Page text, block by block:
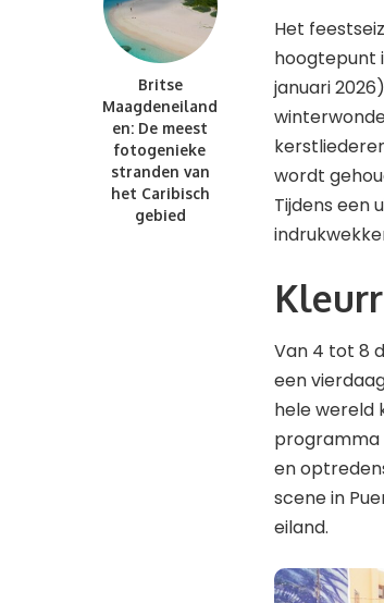
Britse
Maagdeneiland
en: De meest
fotogenieke
stranden van
het Caribisch
gebied
Het
hoogtepunt
januari
wordt
Tijdens een
Van 4 tot 8
een
hele wereld
programma
en
scene in
eiland.